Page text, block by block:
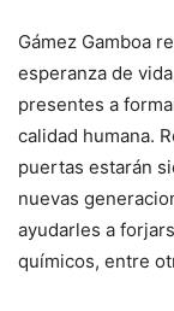
Gámez Gamboa
esperanza de
presentes a
calidad humana.
puertas estarán
nuevas
ayudarles a
químicos, entre